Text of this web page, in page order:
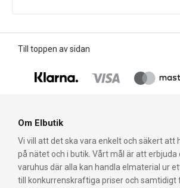
Till toppen av sidan
Om Elbutik
Vi vill att det ska vara enkelt och säkert att
på nätet och i butik. Vårt mål är att erbjuda
varuhus där alla kan handla elmaterial ur
till konkurrenskraftiga priser och samtidigt